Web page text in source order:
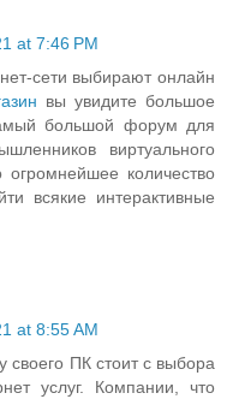
at 7:46 PM
сети выбирают онлайн
вы увидите большое
большой форум для
виртуального
огромнейшее количество
всякие интерактивные
at 8:55 AM
своего ПК стоит с выбора
услуг. Компании, что